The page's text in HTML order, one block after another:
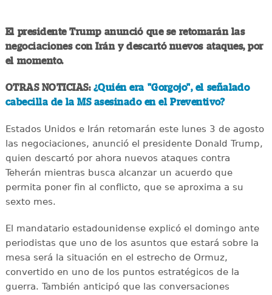
El presidente Trump anunció que se retomarán las
negociaciones con Irán y descartó nuevos ataques, por
el momento.
OTRAS NOTICIAS: ¿Quién era "Gorgojo", el señalado
cabecilla de la MS asesinado en el Preventivo?
Estados Unidos e Irán retomarán este lunes 3 de agosto
las negociaciones, anunció el presidente Donald Trump,
quien descartó por ahora nuevos ataques contra
Teherán mientras busca alcanzar un acuerdo que
permita poner fin al conflicto, que se aproxima a su
sexto mes.
El mandatario estadounidense explicó el domingo ante
periodistas que uno de los asuntos que estará sobre la
mesa será la situación en el estrecho de Ormuz,
convertido en uno de los puntos estratégicos de la
guerra. También anticipó que las conversaciones